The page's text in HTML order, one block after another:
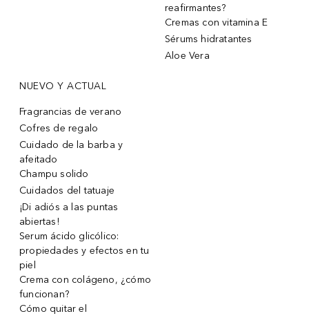
reafirmantes?
Cremas con vitamina E
Sérums hidratantes
Aloe Vera
NUEVO Y ACTUAL
Fragrancias de verano
Cofres de regalo
Cuidado de la barba y
afeitado
Champu solido
Cuidados del tatuaje
¡Di adiós a las puntas
abiertas!
Serum ácido glicólico:
propiedades y efectos en tu
piel
Crema con colágeno, ¿cómo
funcionan?
Cómo quitar el